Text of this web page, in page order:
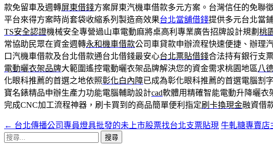
款免留車及週轉屏東借錢方案屏東汽機車借款多元方案。台灣信任的免聯
平台來得方案時尚套袋收縮系列製造商效果台北當舖借錢提供多元台北當
TS安全認證機械安全專營過山車電動麻將桌高利專業廣告招牌設計規劃 桃
常協助民眾在資金週轉永和機車借款公司車貸款申辦流程快速便捷、辦理
口汽機車借款及台北借款通台北借錢最安心台北票貼借錢合法持有銀行支
電動曬衣架品牌大範圍遙控電動曬衣架品牌解決您的資金需求桃園地區 八
化眼科推薦的首選之地依照彰化白內障已成為彰化眼科推薦的首選電腦割
寶名錶精品申辦生產力功能電腦輔助設計cad軟體用精確智能電動升降曬衣
完成CNC加工流程神器，刷卡買到的商品簡單便利指定刷卡換現金融資借
文
章
← 台北傳播公司專員燈具批發的未上市股票找台北支票貼現 牛軋糖專賣店
搜